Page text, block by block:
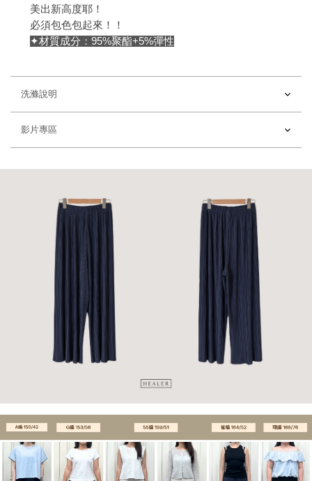
美出新高度耶！
必須包色包起來！！
✦材質成分：95%聚酯+5%彈性
洗滌說明
影片專區